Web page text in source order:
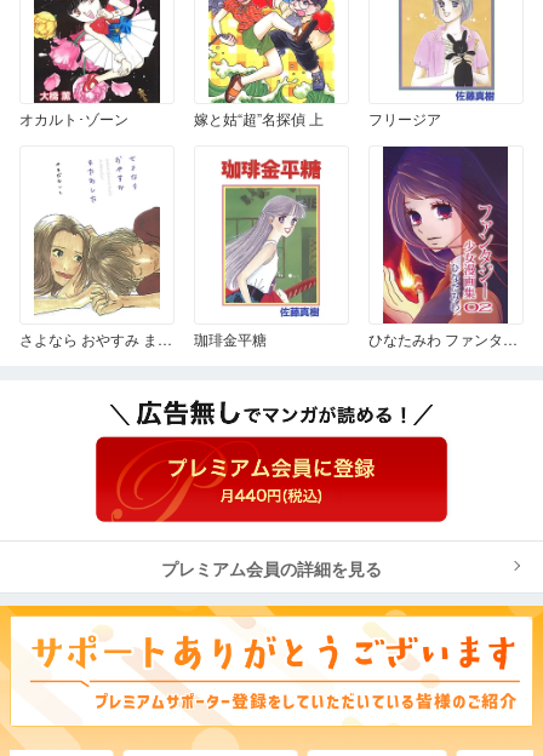
オカルト･ゾーン 嫁と姑“超”名探偵 上 フリージア
さよなら おやすみ またあした 珈琲金平糖 ひなたみわ ファンタジー少女漫画集02
プレミアム会員の詳細を見る